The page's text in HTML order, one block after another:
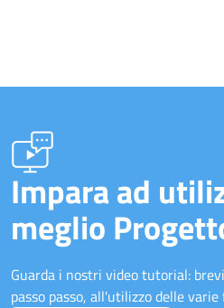
Impara ad
meglio
Guarda i nostri video tutorial:
passo passo, all'utilizzo delle